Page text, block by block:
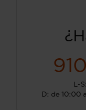
L-
D: de 10:00